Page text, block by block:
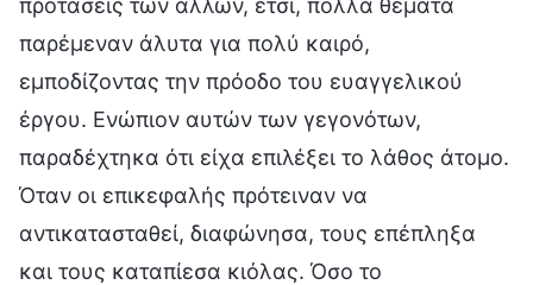
παρέμεναν άλυτα για πολύ καιρό,
εμποδίζοντας την πρόοδο του ευαγγελικού
έργου. Ενώπιον αυτών των γεγονότων,
παραδέχτηκα ότι είχα επιλέξει το λάθος άτομο.
Όταν οι επικεφαλής πρότειναν να
αντικατασταθεί, διαφώνησα, τους επέπληξα
και τους καταπίεσα κιόλας. Όσο το